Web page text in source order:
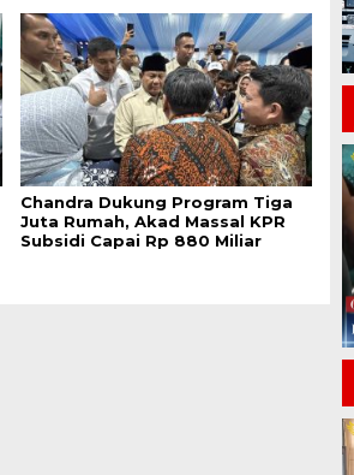
Chandra Dukung Program Tiga
Juta Rumah, Akad Massal KPR
Subsidi Capai Rp 880 Miliar